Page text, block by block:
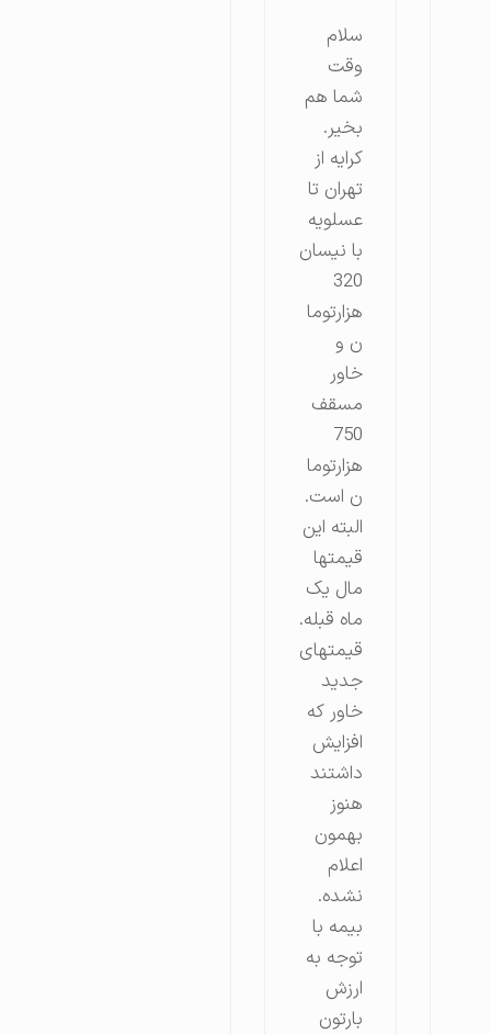
سلام
وقت
شما هم
بخیر.
کرایه از
تهران تا
عسلویه
با نیسان
هزارتوما
خاور
مسقف
هزارتوما
ن است.
البته این
قیمتها
مال یک
ماه قبله.
قیمتهای
جدید
خاور که
افزایش
داشتند
بهمون
اعلام
نشده.
بیمه با
توجه به
ارزش
بارتون